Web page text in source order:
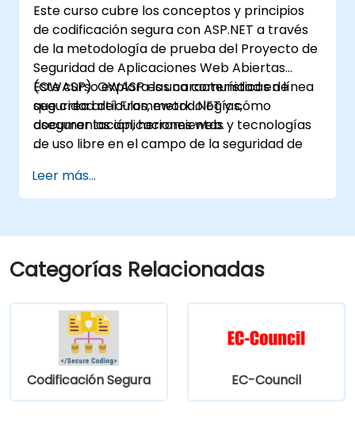
Este curso cubre los conceptos y principios
de codificación segura con ASP.NET a través
de la metodología de prueba del Proyecto de
Seguridad de Aplicaciones Web Abiertas
(OWASP). OWASP es una comunidad en línea
que crea artículos, metodologías,
documentación, herramientas y tecnologías
de uso libre en el campo de la seguridad de
Este curso explora las características de
seguridad del Framework .NET y cómo
asegurar las aplicaciones web.
Leer más...
Categorías Relacionadas
Codificación Segura EC-Council